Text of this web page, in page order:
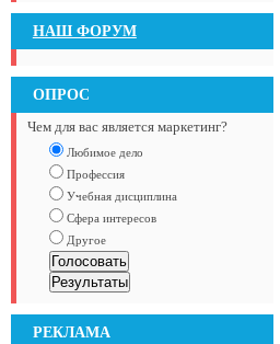
НАШ ФОРУМ
ОПРОС
Чем для вас является маркетинг?
Любимое дело
Профессия
Учебная дисциплина
Сфера интересов
Другое
РЕКЛАМА